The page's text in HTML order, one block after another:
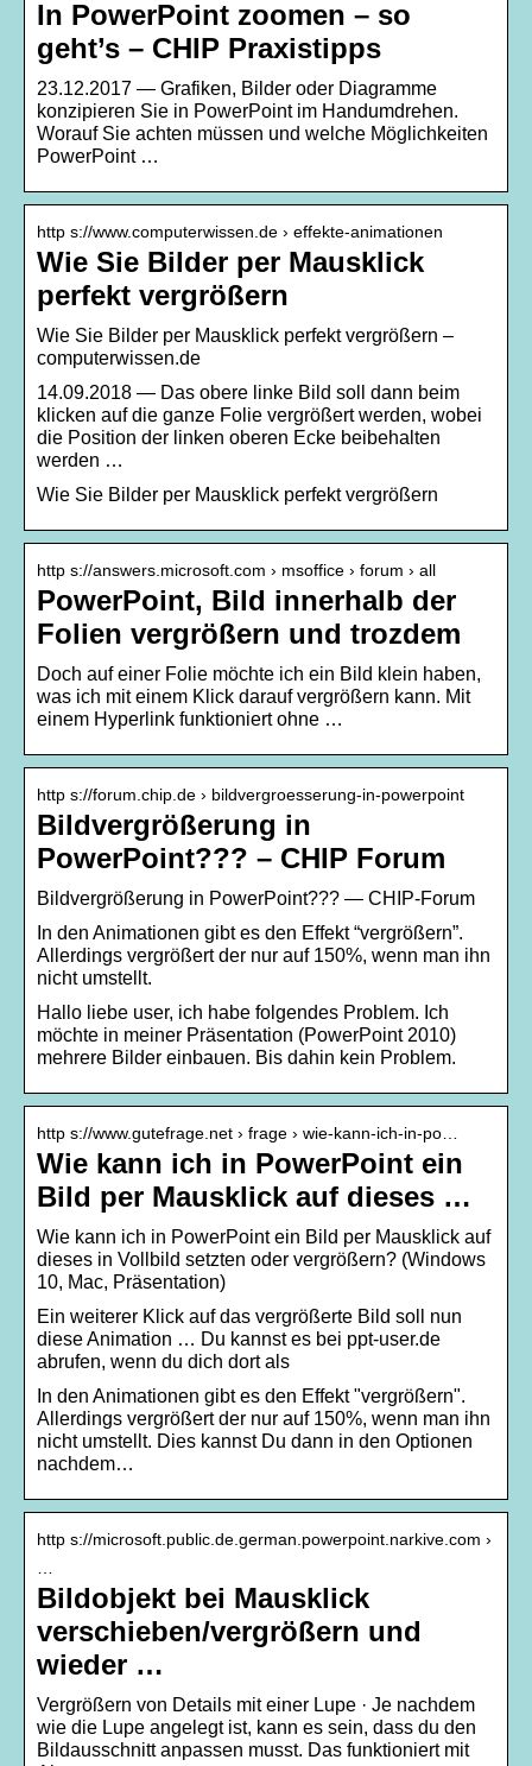
In PowerPoint zoomen – so
geht’s – CHIP Praxistipps
23.12.2017 — Grafiken, Bilder oder Diagramme
konzipieren Sie in PowerPoint im Handumdrehen.
Worauf Sie achten müssen und welche Möglichkeiten
PowerPoint …
http s://www.computerwissen.de › effekte-animationen
Wie Sie Bilder per Mausklick
perfekt vergrößern
Wie Sie Bilder per Mausklick perfekt vergrößern –
computerwissen.de
14.09.2018 — Das obere linke Bild soll dann beim
klicken auf die ganze Folie vergrößert werden, wobei
die Position der linken oberen Ecke beibehalten
werden …
Wie Sie Bilder per Mausklick perfekt vergrößern
http s://answers.microsoft.com › msoffice › forum › all
PowerPoint, Bild innerhalb der
Folien vergrößern und trozdem
Doch auf einer Folie möchte ich ein Bild klein haben,
was ich mit einem Klick darauf vergrößern kann. Mit
einem Hyperlink funktioniert ohne …
http s://forum.chip.de › bildvergroesserung-in-powerpoint
Bildvergrößerung in
PowerPoint??? – CHIP Forum
Bildvergrößerung in PowerPoint??? — CHIP-Forum
In den Animationen gibt es den Effekt “vergrößern”.
Allerdings vergrößert der nur auf 150%, wenn man ihn
nicht umstellt.
Hallo liebe user, ich habe folgendes Problem. Ich
möchte in meiner Präsentation (PowerPoint 2010)
mehrere Bilder einbauen. Bis dahin kein Problem.
http s://www.gutefrage.net › frage › wie-kann-ich-in-po…
Wie kann ich in PowerPoint ein
Bild per Mausklick auf dieses …
Wie kann ich in PowerPoint ein Bild per Mausklick auf
dieses in Vollbild setzten oder vergrößern? (Windows
10, Mac, Präsentation)
Ein weiterer Klick auf das vergrößerte Bild soll nun
diese Animation … Du kannst es bei ppt-user.de
abrufen, wenn du dich dort als
In den Animationen gibt es den Effekt "vergrößern".
Allerdings vergrößert der nur auf 150%, wenn man ihn
nicht umstellt. Dies kannst Du dann in den Optionen
nachdem…
http s://microsoft.public.de.german.powerpoint.narkive.com ›
Bildobjekt bei Mausklick
verschieben/vergrößern und
wieder …
Vergrößern von Details mit einer Lupe · Je nachdem
wie die Lupe angelegt ist, kann es sein, dass du den
Bildausschnitt anpassen musst. Das funktioniert mit